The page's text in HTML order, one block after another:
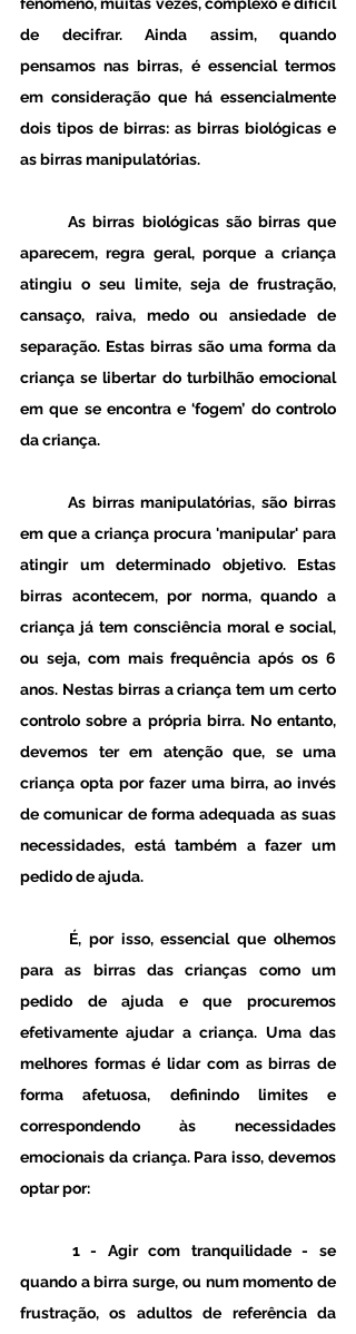
de decifrar. Ainda assim, quando
pensamos nas birras, é essencial termos
em consideração que há essencialmente
dois tipos de birras: as birras biológicas e
as birras manipulatórias.
	As birras biológicas são birras que
aparecem, regra geral, porque a criança
atingiu o seu limite, seja de frustração,
cansaço, raiva, medo ou ansiedade de
separação. Estas birras são uma forma da
criança se libertar do turbilhão emocional
em que se encontra e ‘fogem’ do controlo
da criança.
em que a criança procura 'manipular' para
atingir um determinado objetivo. Estas
birras acontecem, por norma, quando a
criança já tem consciência moral e social,
ou seja, com mais frequência após os 6
anos. Nestas birras a criança tem um certo
controlo sobre a própria birra. No entanto,
devemos ter em atenção que, se uma
criança opta por fazer uma birra, ao invés
de comunicar de forma adequada as suas
necessidades, está também a fazer um
pedido de ajuda.
para as birras das crianças como um
pedido de ajuda e que procuremos
efetivamente ajudar a criança. Uma das
melhores formas é lidar com as birras de
forma afetuosa, definindo limites e
correspondendo às necessidades
emocionais da criança. Para isso, devemos
optar por:
	1 - Agir com tranquilidade -
se
quando a birra surge, ou num momento de
frustração, os adultos de referência da